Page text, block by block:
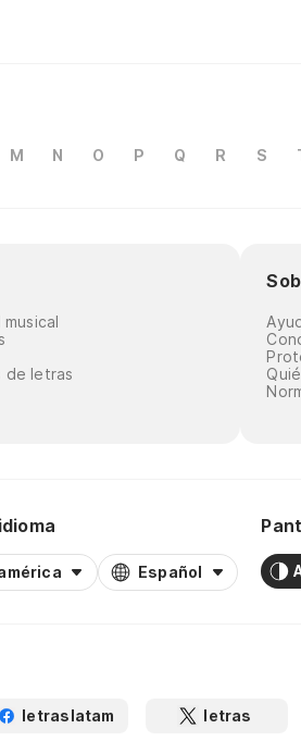
M N O P Q R S
de letras
Español
letraslatam letras